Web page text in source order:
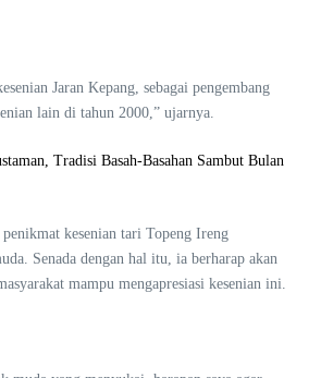
Jaran Kepang, sebagai pengembang
lain di tahun 2000,” ujarnya.
Tradisi Basah-Basahan Sambut Bulan
kesenian tari Topeng Ireng
Senada dengan hal itu, ia berharap akan
mampu mengapresiasi kesenian ini.